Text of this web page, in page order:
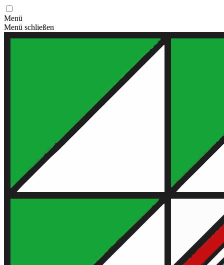
Menü
Menü schließen